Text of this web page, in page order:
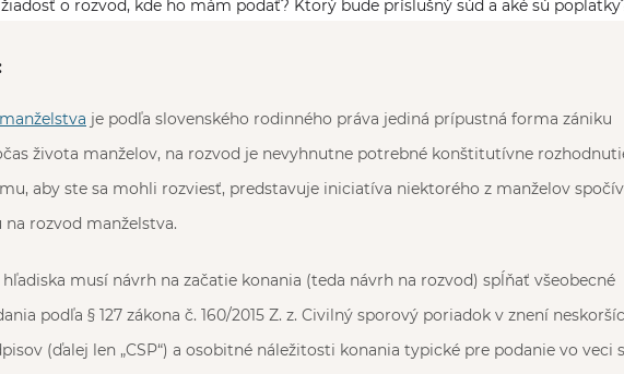
o rozvod, kde ho mám podať? Ktorý bude príslušný súd a aké sú
je podľa slovenského rodinného práva jediná prípustná forma zániku
života manželov, na rozvod je nevyhnutne potrebné konštitutívne
aby ste sa mohli rozviesť, predstavuje iniciatíva niektorého z manželov
na rozvod manželstva.
musí návrh na začatie konania (teda návrh na rozvod) spĺňať všeobecné
podľa § 127 zákona č. 160/2015 Z. z. Civilný sporový poriadok v znení
(ďalej len „CSP“) a osobitné náležitosti konania typické pre podanie vo veci